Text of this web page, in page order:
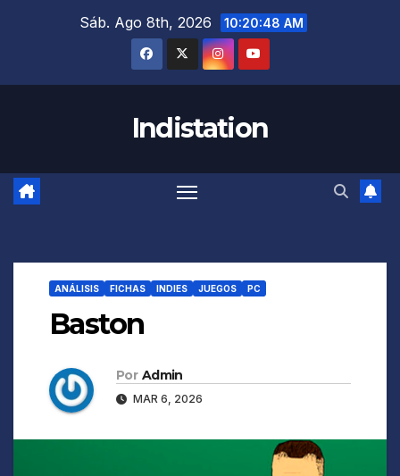
Sáb. Ago 8th, 2026 10:20:48 AM
Indistation
ANÁLISIS FICHAS INDIES JUEGOS PC
Baston
Por Admin
MAR 6, 2026